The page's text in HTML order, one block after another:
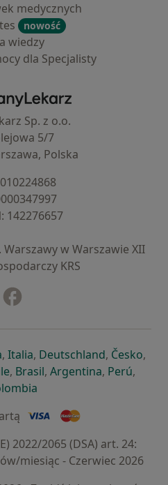
medycznych
nowość
wiedzy
dla Specjalisty
ZnanyLekarz - Strona główna
Sp. z o.o.
5/7
Polska
⁠142276657
w Warszawie XII
KRS
karcie
w nowej karcie
otwiera się w nowej karcie
, Italiaotwiera się w nowej
, Deutschlandotwiera się
, Česko,
nowej karcie
się w nowej karcie
otwiera się w nowej karcie
, Brasilotwiera się w nowej
, Argentinaotwiera się
, Perú,
2022/2065 (DSA) art. 24:
miesiąc - Czerwiec 2026